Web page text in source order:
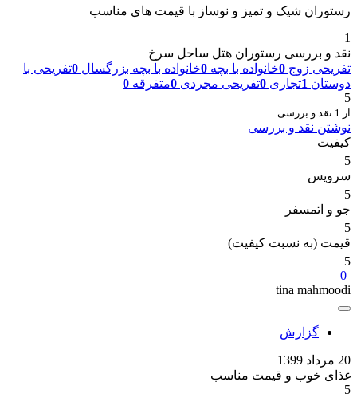
رستوران شیک و تمیز و نوساز با قیمت های مناسب
1
نقد و بررسی رستوران هتل ساحل سرخ
تفریحی زوج 0خانواده با بچه 0خانواده با بچه بزرگسال 0تفریحی با
دوستان 1تجاری 0تفریحی مجردی 0متفرقه 0
5
از 1 نقد و بررسی
نوشتن نقد و بررسی
کیفیت
5
سرویس
5
جو و اتمسفر
5
قیمت (به نسبت کیفیت)
5
0
tina mahmoodi
گزارش
20 مرداد 1399
غذای خوب و قیمت مناسب
5